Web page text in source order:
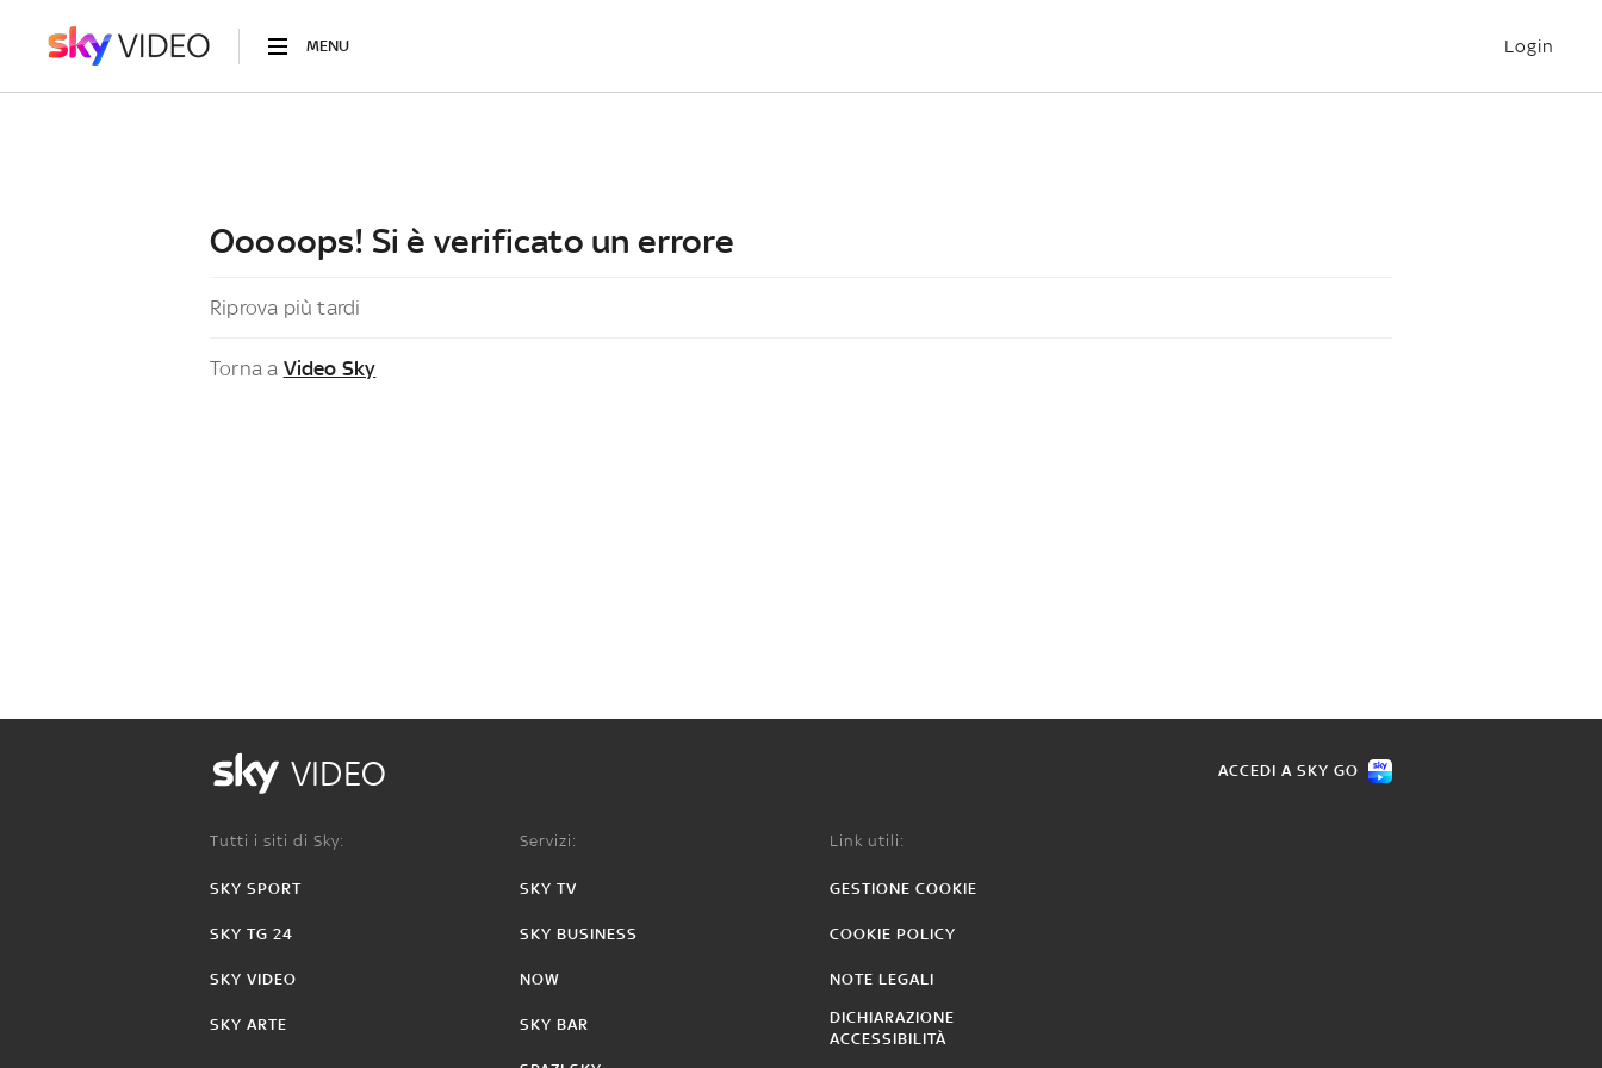
MENU Login
Ooooops! Si è verificato un errore
Riprova più tardi
Torna a Video Sky
VIDEO ACCEDI A SKY GO
Tutti i siti di Sky:
SKY SPORT
SKY TG 24
SKY VIDEO
SKY ARTE
Servizi:
SKY TV
SKY BUSINESS
NOW
SKY BAR
Link utili:
GESTIONE COOKIE
COOKIE POLICY
NOTE LEGALI
DICHIARAZIONE
ACCESSIBILITÀ